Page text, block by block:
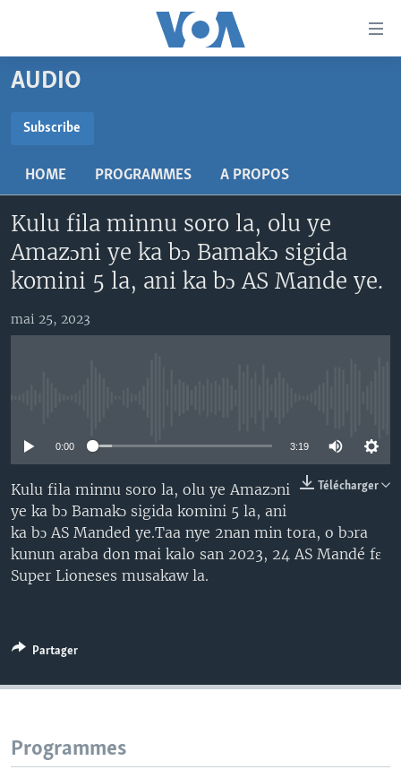
Menu
principal
navigation
principale
Retour
la
recherche
MALI KURA
RADIO
AN BA FO!
FARAFINA FOLI
SUIVEZ-NOUS
AUDIO
Subscribe
HOME PROGRAMMES A PROPOS
Kulu fila minnu soro la, olu ye
Amazɔni ye ka bɔ Bamakɔ sigida
komini 5 la, ani ka bɔ AS Mande ye.
mai 25, 2023
0:00 3:19
Télécharger
Kulu fila minnu soro la, olu ye Amazɔni
ye ka bɔ Bamakɔ sigida komini 5 la, ani
ka bɔ AS Manded ye.Taa nye 2nan min tora, o bɔra
kunun araba don mai kalo san 2023, 24 AS Mandé fɛ
Super Lioneses musakaw la.
Partager
Programmes